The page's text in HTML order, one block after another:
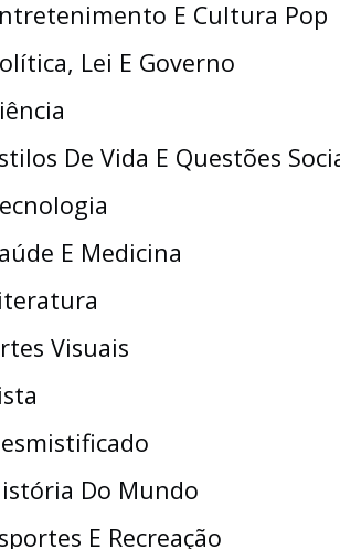
E Cultura Pop
Lei E Governo
De Vida E Questões
E Medicina
Visuais
Do Mundo
E Recreação